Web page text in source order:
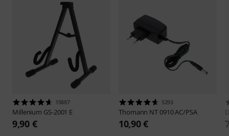
15887
Millenium GS-2001 E
9,90 €
5293
Thomann NT 0910 AC/PSA
10,90 €